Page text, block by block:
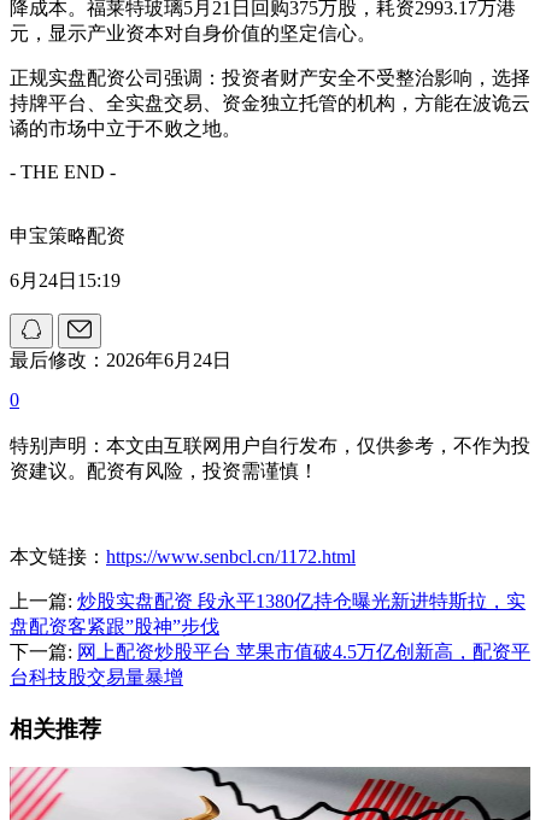
降成本。福莱特玻璃5月21日回购375万股，耗资2993.17万港
元，显示产业资本对自身价值的坚定信心。
正规实盘配资公司强调：投资者财产安全不受整治影响，选择
持牌平台、全实盘交易、资金独立托管的机构，方能在波诡云
谲的市场中立于不败之地。
- THE END -
申宝策略配资
6月24日15:19
最后修改：2026年6月24日
0
特别声明：本文由互联网用户自行发布，仅供参考，不作为投
资建议。配资有风险，投资需谨慎！
本文链接： https://www.senbcl.cn/1172.html
上一篇: 炒股实盘配资 段永平1380亿持仓曝光新进特斯拉，实
盘配资客紧跟”股神”步伐
下一篇: 网上配资炒股平台 苹果市值破4.5万亿创新高，配资平
台科技股交易量暴增
相关推荐